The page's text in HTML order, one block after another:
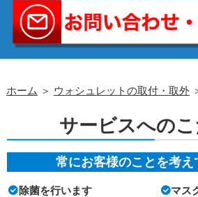
ホーム ＞ ウォシュレットの取付・取外
サービスへのこ
常にお客様のことを考え
除菌を行います マス